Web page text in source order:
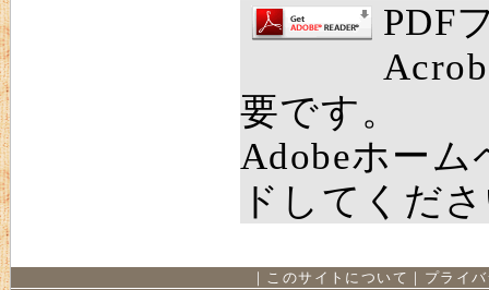
PDF
要です。
Adobeホー
ドしてくだ
｜ このサイトについて ｜ プライ